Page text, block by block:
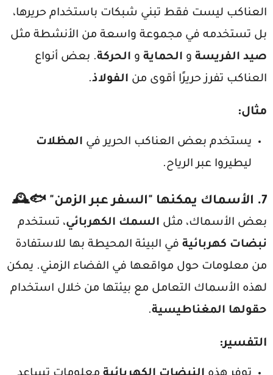
العناكب ليست فقط تبني شبكات باستخدام حريرها،
بل تستخدمه في مجموعة واسعة من الأنشطة مثل
صيد الفريسة و الحماية و الحركة. بعض أنواع
العناكب تفرز حريرًا أقوى من الفولاذ.
مثال:
يستخدم بعض العناكب الحرير في المظلات
ليطيروا عبر الرياح.
7. الأسماك يمكنها "السفر عبر الزمن" 🐟🕰️
بعض الأسماك، مثل السمك الكهربائي، تستخدم
نبضات كهربائية في البيئة المحيطة بها للاستفادة
من معلومات حول مواقعها في الفضاء الزمني. يمكن
لهذه الأسماك التعامل مع بيئتها من خلال استخدام
حقولها المغناطيسية.
التفسير: